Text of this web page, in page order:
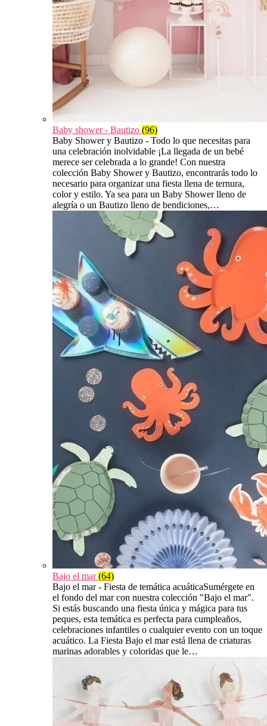
Baby shower - Bautizo (96)
Baby Shower y Bautizo - Todo lo que necesitas para
una celebración inolvidable ¡La llegada de un bebé
merece ser celebrada a lo grande! Con nuestra
colección Baby Shower y Bautizo, encontrarás todo lo
necesario para organizar una fiesta llena de ternura,
color y estilo. Ya sea para un Baby Shower lleno de
alegría o un Bautizo lleno de bendiciones,…
Bajo el mar(64)
Bajo el mar - Fiesta de temática acuáticaSumérgete en
el fondo del mar con nuestra colección "Bajo el mar".
Si estás buscando una fiesta única y mágica para tus
peques, esta temática es perfecta para cumpleaños,
celebraciones infantiles o cualquier evento con un toque
acuático. La Fiesta Bajo el mar está llena de criaturas
marinas adorables y coloridas que le…